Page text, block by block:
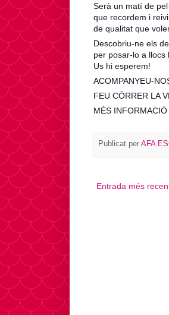
Serà un matí de
que recordem i
de qualitat que
Descobriu-ne els
per posar-lo a llocs
Us hi esperem!
ACOMPANYEU-
FEU CÓRRER LA
MÉS
Publicat per AFA
Entrada més